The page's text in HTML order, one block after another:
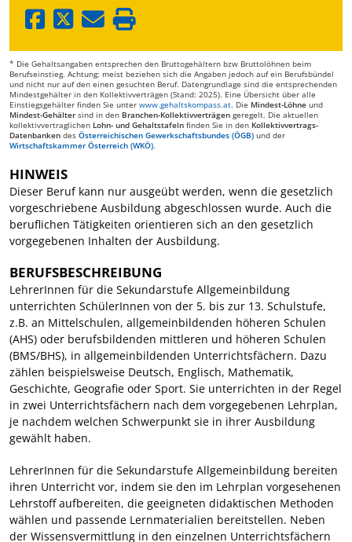
* Die Gehaltsangaben entsprechen den Bruttogehältern bzw Bruttolöhnen beim
Berufseinstieg. Achtung: meist beziehen sich die Angaben jedoch auf ein Berufsbündel
und nicht nur auf den einen gesuchten Beruf. Datengrundlage sind die entsprechenden
Mindestgehälter in den Kollektivverträgen (Stand: 2025). Eine Übersicht über alle
Einstiegsgehälter finden Sie unter www.gehaltskompass.at. Die Mindest-Löhne und
Mindest-Gehälter sind in den Branchen-Kollektivverträgen geregelt. Die aktuellen
kollektivvertraglichen Lohn- und Gehaltstafeln finden Sie in den Kollektivvertrags-
Datenbanken des Österreichischen Gewerkschaftsbundes (ÖGB) und der
Wirtschaftskammer Österreich (WKÖ).
HINWEIS
Dieser Beruf kann nur ausgeübt werden, wenn die gesetzlich
vorgeschriebene Ausbildung abgeschlossen wurde. Auch die
beruflichen Tätigkeiten orientieren sich an den gesetzlich
vorgegebenen Inhalten der Ausbildung.
BERUFSBESCHREIBUNG
LehrerInnen für die Sekundarstufe Allgemeinbildung
unterrichten SchülerInnen von der 5. bis zur 13. Schulstufe,
z.B. an Mittelschulen, allgemeinbildenden höheren Schulen
(AHS) oder berufsbildenden mittleren und höheren Schulen
(BMS/BHS), in allgemeinbildenden Unterrichtsfächern. Dazu
zählen beispielsweise Deutsch, Englisch, Mathematik,
Geschichte, Geografie oder Sport. Sie unterrichten in der Regel
in zwei Unterrichtsfächern nach dem vorgegebenen Lehrplan,
je nachdem welchen Schwerpunkt sie in ihrer Ausbildung
gewählt haben.
LehrerInnen für die Sekundarstufe Allgemeinbildung bereiten
ihren Unterricht vor, indem sie den im Lehrplan vorgesehenen
Lehrstoff aufbereiten, die geeigneten didaktischen Methoden
wählen und passende Lernmaterialien bereitstellen. Neben
der Wissensvermittlung in den einzelnen Unterrichtsfächern